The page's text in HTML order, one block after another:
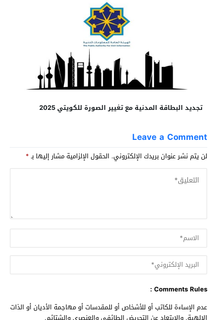
تجديد البطاقة المدنية مع تغيير الصورة للكويتي 2025
Leave a Comment
لن يتم نشر عنوان بريدك الإلكتروني. الحقول الإلزامية مشار إليها بـ*
Comments Rules :
عدم الإساءة للكاتب أو للأشخاص أو للمقدسات أو مهاجمة الأديان أو الذات
الالهية. والابتعاد عن التحريض الطائفي والعنصري والشتائم.